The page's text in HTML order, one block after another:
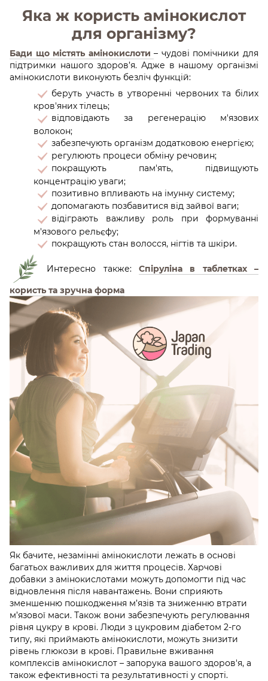
Яка ж користь амінокислот
для організму?
Бади що містять амінокислоти– чудові помічники для
підтримки нашого здоров’я. Адже в нашому організмі
амінокислоти виконують безліч функцій:
беруть участь в утворенні червоних та білих
кров'яних тілець;
відповідають за регенерацію м'язових
волокон;
забезпечують організм додатковою енергією;
регулюють процеси обміну речовин;
покращують пам'ять, підвищують
концентрацію уваги;
позитивно впливають на імунну систему;
допомагають позбавитися від зайвої ваги;
відіграють важливу роль при формуванні
м'язового рельєфу;
покращують стан волосся, нігтів та шкіри.
Интересно также: Спіруліна в таблетках –
користь та зручна форма
Як бачите, незамінні амінокислоти лежать в основі
багатьох важливих для життя процесів. Харчові
добавки з амінокислотами можуть допомогти під час
відновлення після навантажень. Вони сприяють
зменшенню пошкодження м’язів та зниженню втрати
м’язової маси. Також вони забезпечують регулювання
рівня цукру в крові. Люди з цукровим діабетом 2-го
типу, які приймають амінокислоти, можуть знизити
рівень глюкози в крові. Правильне вживання
комплексів амінокислот – запорука вашого здоров'я, а
також ефективності та результативності у спорті.